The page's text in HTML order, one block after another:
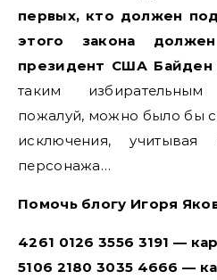
первых, кто должен
этого закона
президент США Байден
таким избирательным
пожалуй, можно было бы
исключения, учитывая
персонажа…
Помочь блогу Игоря
4261 0126 3556 3191 —
5106 2180 3035 4666 —